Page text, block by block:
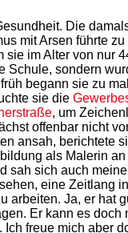
Die
mit Arsen führte
sie im Alter von nur
Schule, sondern
begann sie zu
sie die
, um
offenbar nicht
ansah, berichtete
als Malerin
sah sich auch meine
eine Zeitlang
arbeiten. Ja, er hat
Er kann es doch
freue mich aber